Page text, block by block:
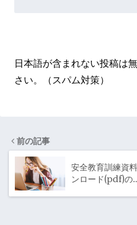
日本語が含まれない投稿は
さい。（スパム対策）
前の記事
安全教育訓練資
ンロード(pdf)の